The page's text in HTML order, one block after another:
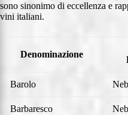
sono sinonimo di eccellenza e
vini italiani.
Denominazione
Barolo
Barbaresco